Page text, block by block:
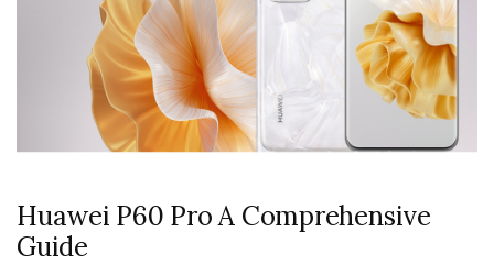
Huawei P60 Pro A Comprehensive
Guide